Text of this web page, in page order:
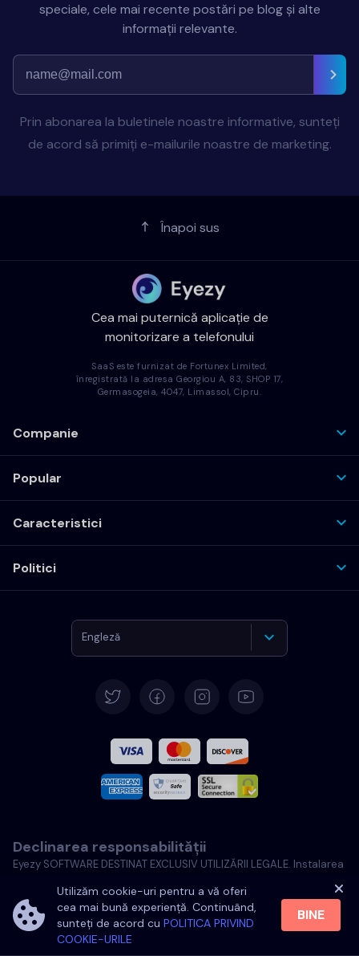
speciale, cele mai recente postări pe blog și alte
informații relevante.
Prin abonarea la buletinele noastre informative, sunteți
de acord să primiți e-mailurile noastre de marketing.
Înapoi sus
Utilizăm cookie-uri pentru a vă oferi
cea mai bună experiență. Continuând,
sunteți de acord cu POLITICA PRIVIND
COOKIE-URILE
BINE
Cea mai puternică aplicație de
monitorizare a telefonului
SaaS este furnizat de Fortunex Limited,
înregistrată la adresa Georgiou A, 83, SHOP 17,
Germasogeia, 4047, Limassol, Cipru.
Companie
Popular
Caracteristici
Politici
Engleză
Français
Italiană
Portugheză
Türkçe
Poloneză
Declinarea responsabilității
Eyezy SOFTWARE DESTINAT EXCLUSIV UTILIZĂRII LEGALE. Instalarea
constituie o încălcare a legii aplicabile și a legilor jurisdicției locale.
Legea impune, în general, să notificați proprietarii dispozitivelor pe
care intenționați să instalați Software-ul Licențiat. Încălcarea
acestei cerințe poate duce la aplicarea de sancțiuni pecuniare și